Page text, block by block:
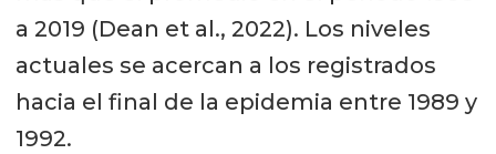
a 2019 (Dean et al., 2022). Los niveles
actuales se acercan a los registrados
hacia el final de la epidemia entre 1989 y
1992.